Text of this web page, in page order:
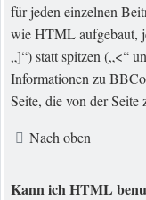
für jeden einzelnen
wie HTML aufgebaut,
„]“) statt spitzen („<“
Informationen zu
Seite, die von der Seite
Nach oben
Kann ich HTML